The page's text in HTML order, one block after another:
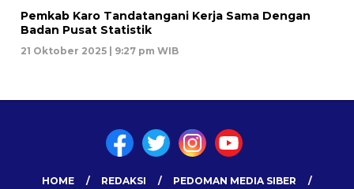
Pemkab Karo Tandatangani Kerja Sama Dengan
Badan Pusat Statistik
21 Oktober 2025 | 9:27 pm WIB
HOME REDAKSI
PEDOMAN MEDIA SIBER